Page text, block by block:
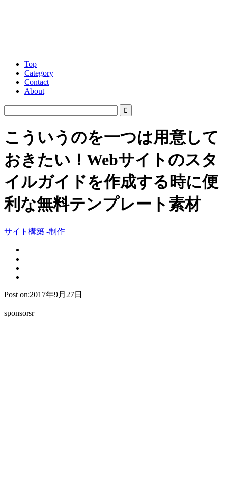
Top
Category
Contact
About
こういうのを一つは用意して
おきたい！Webサイトのスタ
イルガイドを作成する時に便
利な無料テンプレート素材
サイト構築 -制作
Post on:2017年9月27日
sponsorsr